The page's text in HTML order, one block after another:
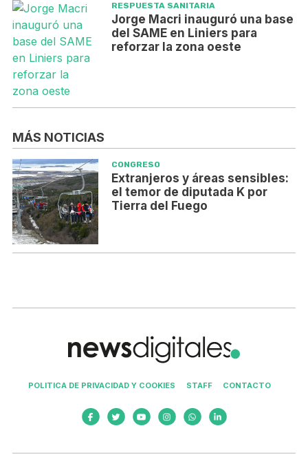
RESPUESTA SANITARIA
Jorge Macri inauguró una base
del SAME en Liniers para
reforzar la zona oeste
MÁS NOTICIAS
CONGRESO
Extranjeros y áreas sensibles:
el temor de diputada K por
Tierra del Fuego
POLITICA DE PRIVACIDAD Y COOKIES STAFF CONTACTO